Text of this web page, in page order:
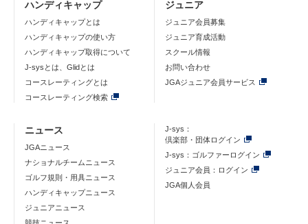
ハンディキャップ
ハンディキャップとは
ハンディキャップの使い方
ハンディキャップ取得について
J-sysとは、Glidとは
コースレーティングとは
コースレーティング検索
ジュニア
ジュニア会員募集
ジュニア育成活動
スクール情報
お問い合わせ
JGAジュニア会員サービス
ニュース
JGAニュース
ナショナルチームニュース
ゴルフ規則・用具ニュース
ハンディキャップニュース
ジュニアニュース
J-sys：
倶楽部・団体ログイン
J-sys：ゴルファーログイン
ジュニア会員：ログイン
JGA個人会員